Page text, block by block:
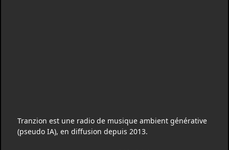
Tranzion est une radio de musique ambient générative
(pseudo IA), en diffusion depuis 2013.